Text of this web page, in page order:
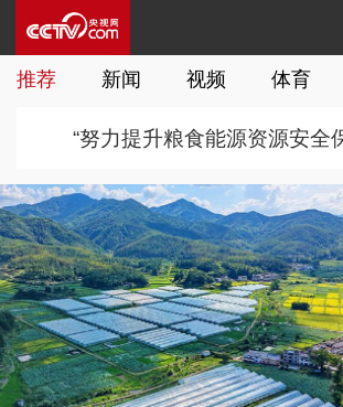
推荐 新闻 视频 体育
“努力提升粮食能源资源安全